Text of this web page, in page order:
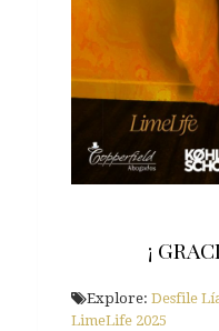
¡
Explore: Desfile
LimeLife 2025